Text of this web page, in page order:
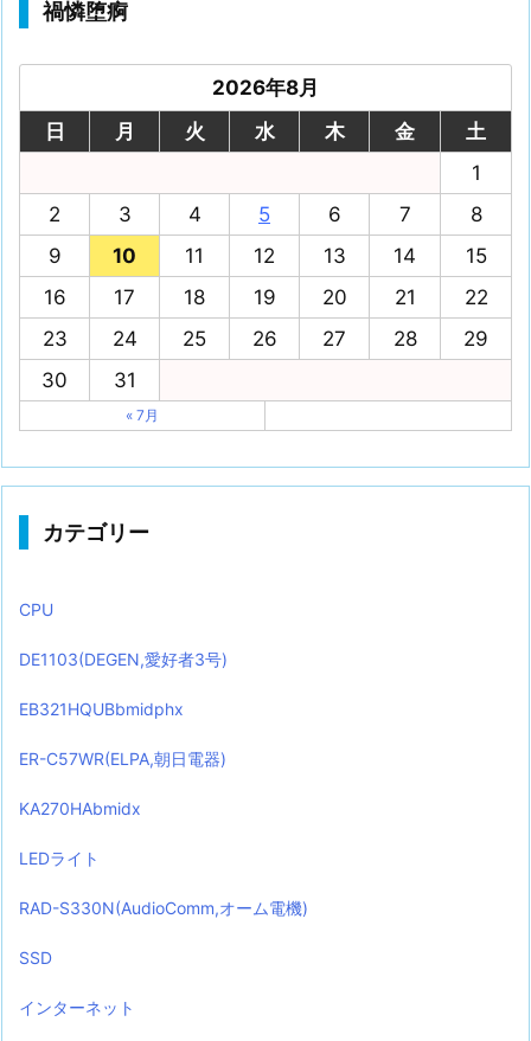
禍憐堕痾
2026年8月
日
月 火 水 木 金
土
1
2
3 4 5 6 7
8
9
10 11 12 13 14
15
16
17 18 19 20 21
22
23
24 25 26 27 28
29
30
31
« 7月
カテゴリー
CPU
DE1103(DEGEN,愛好者3号)
EB321HQUBbmidphx
ER-C57WR(ELPA,朝日電器)
KA270HAbmidx
LEDライト
RAD-S330N(AudioComm,オーム電機)
SSD
インターネット